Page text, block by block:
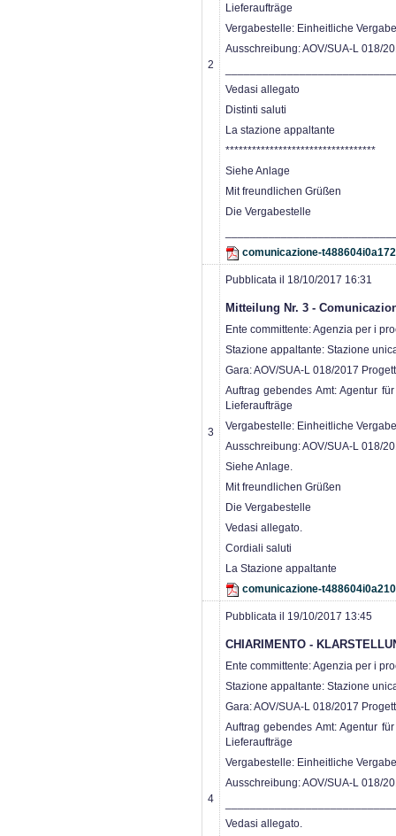
2
Lieferaufträge
Vergabestelle: Einheitliche
Ausschreibung: AOV/SUA-L 018/
Vedasi allegato
Distinti saluti
La stazione appaltante
**********************************
Siehe Anlage
Mit freundlichen Grüßen
Die Vergabestelle
comunicazione-
3
Pubblicata il 18/10/2017 16:31
Mitteilung Nr. 3 -
Ente committente: Agenzia per i
Stazione appaltante: Stazione
Gara: AOV/SUA-L 018/2017
Auftrag gebendes Amt: Agentur
Lieferaufträge
Vergabestelle: Einheitliche
Ausschreibung: AOV/SUA-L 018/
Siehe Anlage.
Mit freundlichen Grüßen
Die Vergabestelle
Vedasi allegato.
Cordiali saluti
La Stazione appaltante
comunicazione-
4
Pubblicata il 19/10/2017 13:45
CHIARIMENTO -
Ente committente: Agenzia per i
Stazione appaltante: Stazione
Gara: AOV/SUA-L 018/2017
Auftrag gebendes Amt: Agentur
Lieferaufträge
Vergabestelle: Einheitliche
Ausschreibung: AOV/SUA-L 018/
Vedasi allegato.